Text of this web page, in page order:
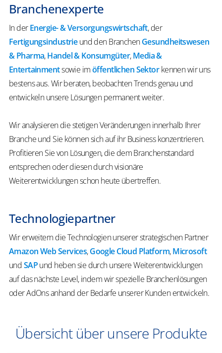
Branchenexperte
In derEnergie- & Versorgungswirtschaft, der
Fertigungsindustrieund den BranchenGesundheitswesen
& Pharma,Handel & Konsumgüter,Media &
Entertainmentsowie imöffentlichen Sektorkennen wir uns
bestens aus. Wir beraten, beobachten Trends genau und
entwickeln unsere Lösungen permanent weiter.
Wir analysieren die stetigen Veränderungen innerhalb Ihrer
Branche und Sie können sich auf ihr Business konzentrieren.
Profitieren Sie von Lösungen, die dem Branchenstandard
entsprechen oder diesen durch visionäre
Weiterentwicklungen schon heute übertreffen.
Technologiepartner
Wir erweitern die Technologien unserer strategischen Partner
Amazon Web Services,Google Cloud Platform,Microsoft
undSAPund heben sie durch unsere Weiterentwicklungen
auf das nächste Level, indem wir spezielle Branchenlösungen
oder AdOns anhand der Bedarfe unserer Kunden entwickeln.
Übersicht über unsere Produkte